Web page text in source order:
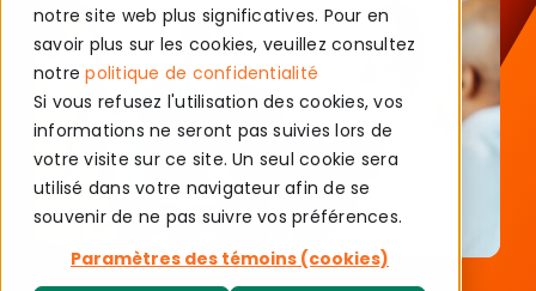
notre site web plus significatives. Pour en
savoir plus sur les cookies, veuillez consultez
notrepolitique de confidentialité
Si vous refusez l'utilisation des cookies, vos
informations ne seront pas suivies lors de
votre visite sur ce site. Un seul cookie sera
utilisé dans votre navigateur afin de se
souvenir de ne pas suivre vos préférences.
Paramètres des témoins (cookies)